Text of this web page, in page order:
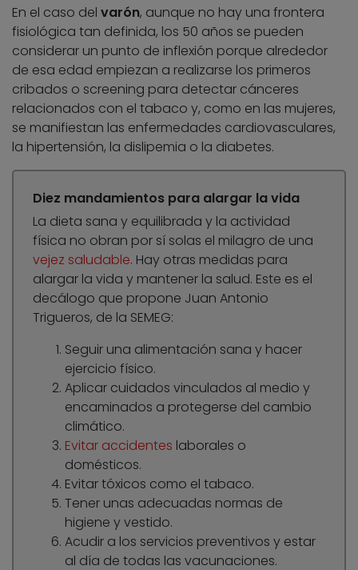
En el caso del varón, aunque no hay una frontera
fisiológica tan definida, los 50 años se pueden
considerar un punto de inflexión porque alrededor
de esa edad empiezan a realizarse los primeros
cribados o screening para detectar cánceres
relacionados con el tabaco y, como en las mujeres,
se manifiestan las enfermedades cardiovasculares,
la hipertensión, la dislipemia o la diabetes.
Diez mandamientos para alargar la vida
La dieta sana y equilibrada y la actividad
física no obran por sí solas el milagro de una
vejez saludable. Hay otras medidas para
alargar la vida y mantener la salud. Este es el
decálogo que propone Juan Antonio
Trigueros, de la SEMEG:
Seguir una alimentación sana y hacer
ejercicio físico.
Aplicar cuidados vinculados al medio y
encaminados a protegerse del cambio
climático.
Evitar accidentes laborales o
domésticos.
Evitar tóxicos como el tabaco.
Tener unas adecuadas normas de
higiene y vestido.
Acudir a los servicios preventivos y estar
al día de todas las vacunaciones.